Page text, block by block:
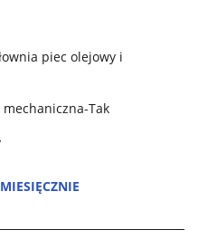
piec olejowy i
Tak